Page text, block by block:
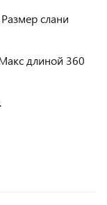
слани
длиной 360